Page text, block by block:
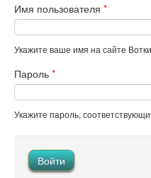
Имя пользователя *
Укажите ваше имя на сайте
Пароль *
Укажите пароль,